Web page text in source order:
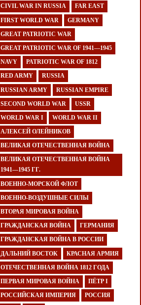
CIVIL WAR IN RUSSIA FAR EAST
FIRST WORLD WAR GERMANY
GREAT PATRIOTIC WAR
GREAT PATRIOTIC WAR OF 1941—1945
NAVY PATRIOTIC WAR OF 1812
RED ARMY RUSSIA
RUSSIAN ARMY RUSSIAN EMPIRE
SECOND WORLD WAR USSR
WORLD WAR I WORLD WAR II
АЛЕКСЕЙ ОЛЕЙНИКОВ
ВЕЛИКАЯ ОТЕЧЕСТВЕННАЯ ВОЙНА
ВЕЛИКАЯ ОТЕЧЕСТВЕННАЯ ВОЙНА
1941—1945 ГГ.
ВОЕННО-МОРСКОЙ ФЛОТ
ВОЕННО-ВОЗДУШНЫЕ СИЛЫ
ВТОРАЯ МИРОВАЯ ВОЙНА
ГРАЖДАНСКАЯ ВОЙНА ГЕРМАНИЯ
ГРАЖДАНСКАЯ ВОЙНА В РОССИИ
ДАЛЬНИЙ ВОСТОК КРАСНАЯ АРМИЯ
ОТЕЧЕСТВЕННАЯ ВОЙНА 1812 ГОДА
ПЕРВАЯ МИРОВАЯ ВОЙНА ПЁТР I
РОССИЙСКАЯ ИМПЕРИЯ РОССИЯ